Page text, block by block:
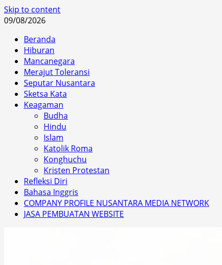
Skip to content
09/08/2026
Beranda
Hiburan
Mancanegara
Merajut Toleransi
Seputar Nusantara
Sketsa Kata
Keagaman
Budha
Hindu
Islam
Katolik Roma
Konghuchu
Kristen Protestan
Refleksi Diri
Bahasa Inggris
COMPANY PROFILE NUSANTARA MEDIA NETWORK
JASA PEMBUATAN WEBSITE